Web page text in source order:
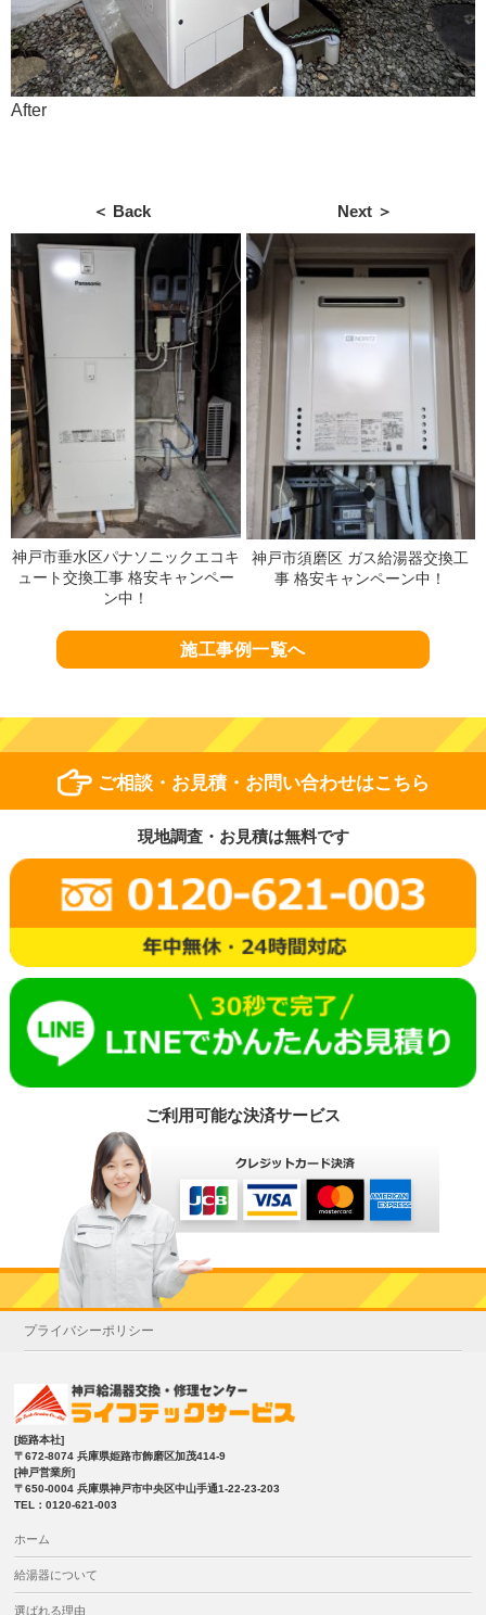
After
＜ Back
神戸市垂水区パナソニックエコキ
ュート交換工事 格安キャンペー
ン中！
Next ＞
神戸市須磨区 ガス給湯器交換工
事 格安キャンペーン中！
施工事例一覧へ
ご相談・お見積・お問い合わせはこちら
現地調査・お見積は無料です
ご利用可能な決済サービス
プライバシーポリシー
[姫路本社]
〒672-8074 兵庫県姫路市飾磨区加茂414-9
[神戸営業所]
〒650-0004 兵庫県神戸市中央区中山手通1-22-23-203
TEL：0120-621-003
ホーム
給湯器について
選ばれる理由